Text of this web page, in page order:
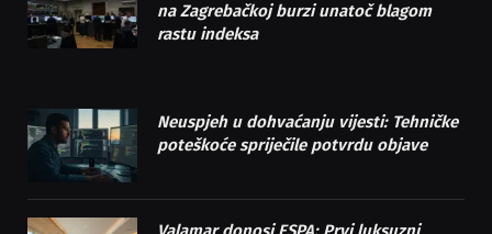
na Zagrebačkoj burzi unatoč blagom
rastu indeksa
Neuspjeh u dohvaćanju vijesti: Tehničke
poteškoće spriječile potvrdu objave